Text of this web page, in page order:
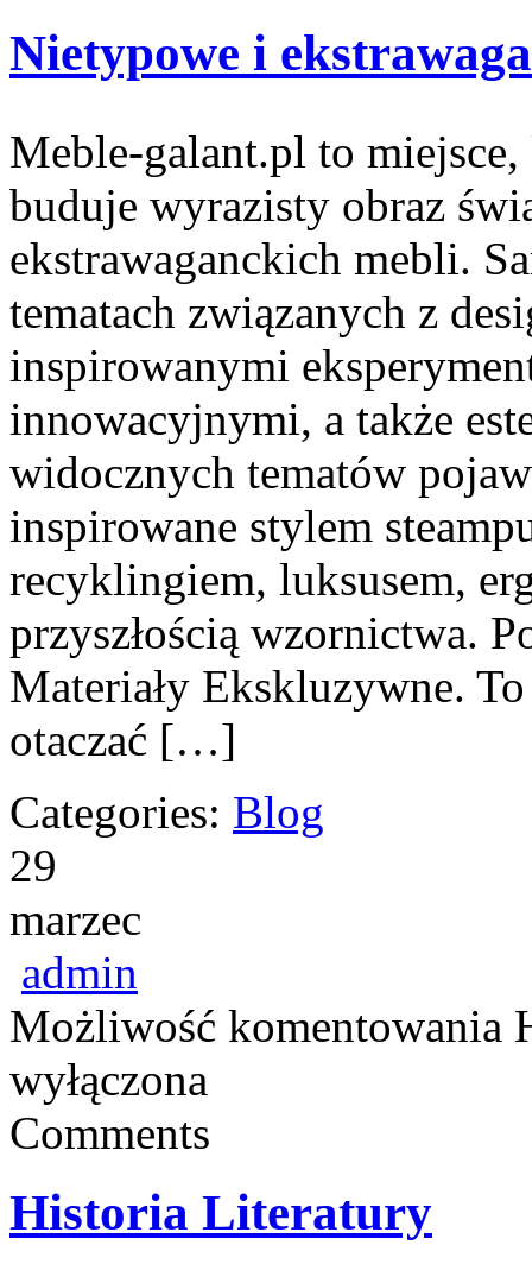
Nietypowe i
Meble-galant.pl to
buduje wyrazisty obraz
ekstrawaganckich mebli.
tematach związanych z
inspirowanymi
innowacyjnymi, a także
widocznych tematów
inspirowane stylem
recyklingiem, luksusem,
przyszłością wzornictwa.
Materiały Ekskluzywne.
otaczać […]
Categories: Blog
29
marzec
admin
Możliwość komentowania
wyłączona
Comments
Historia Literatury